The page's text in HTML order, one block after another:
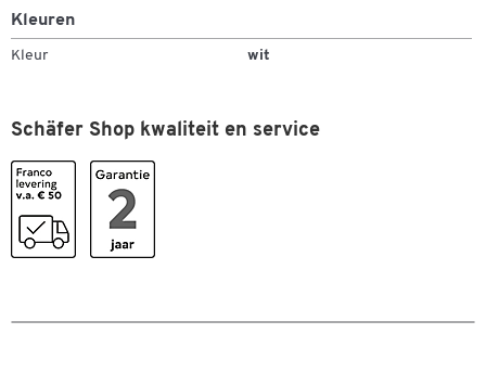
Kleuren
Kleur wit
Schäfer Shop kwaliteit en service